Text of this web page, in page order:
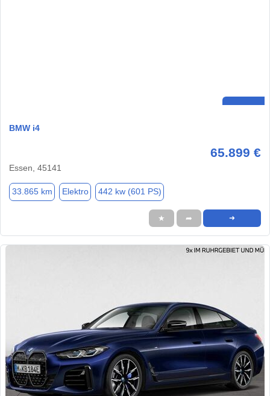
BMW i4
65.899 €
Essen, 45141
33.865 km Elektro 442 kw (601 PS)
★ ➦ ➜